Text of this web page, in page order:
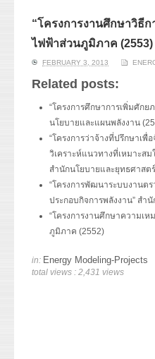
energy supply and
energy-consuming
sectors. Our analyses
“โครงการงานศึกษาวิธี
ไฟฟ้าส่วนภูมิภาค (2553)
FEBRUARY 3, 2013
Related posts:
“โครงการศึกษาการเพิ่มศัก
นโยบายและแผนพลังงาน
“โครงการว่าจ้างที่ปรึกษาเ
วิเคราะห์แนวทางที่เหมาะส
สำนักนโยบายและยุทธศาสต
“โครงการพัฒนาระบบงานต
ประกอบกิจการพลังงาน” สำ
“โครงการงานศึกษาความเ
ภูมิภาค (2552)
in: Energy Modeling-Projects
total views : 2,431 views